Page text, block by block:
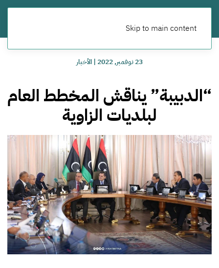
Skip to main content
23 نوفمبر, 2022 |الأخبار
“الدبيبة” يناقش المخطط العام
لبلديات الزاوية